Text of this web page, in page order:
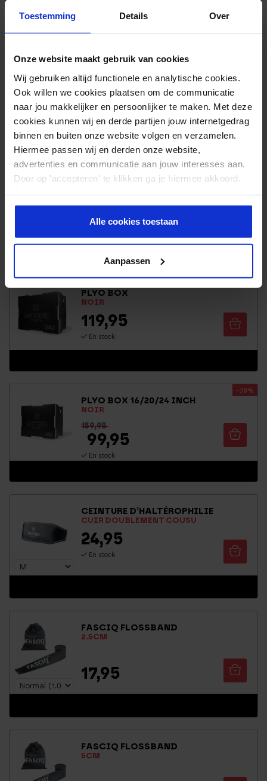
Toestemming Details Over
Onze website maakt gebruik van cookies
Wij gebruiken altijd functionele en analytische cookies.
Ook willen we cookies plaatsen om de communicatie
naar jou makkelijker en persoonlijker te maken. Met deze
cookies kunnen wij en derde partijen jouw internetgedrag
binnen en buiten onze website volgen en verzamelen.
Hiermee passen wij en derden onze website,
advertenties en communicatie aan jouw interesses aan.
Door op 'accepteren' te klikken ga je hiermee akkoord.
er meer over in onsprivacy beleid.
Alle cookies toestaan
Aanpassen
BANDAGES POUR LES GENOUX
19,95
En stock
ENVELOPPES DE POIGNETS
17,95
PLYO BOX
NOIR
119,95
En stock
PLYO BOX 16/20/24 INCH
NOIR
-38%
159,95
99,95
En stock
CEINTURE D’HALTÉROPHILIE
CUIR DOUBLEMENT COUSU
24,95
En stock
FASCIQ FLOSSBAND
2.5CM
17,95
FASCIQ FLOSSBAND
5CM